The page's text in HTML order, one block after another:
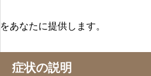
をあなたに提供します。
症状の説明